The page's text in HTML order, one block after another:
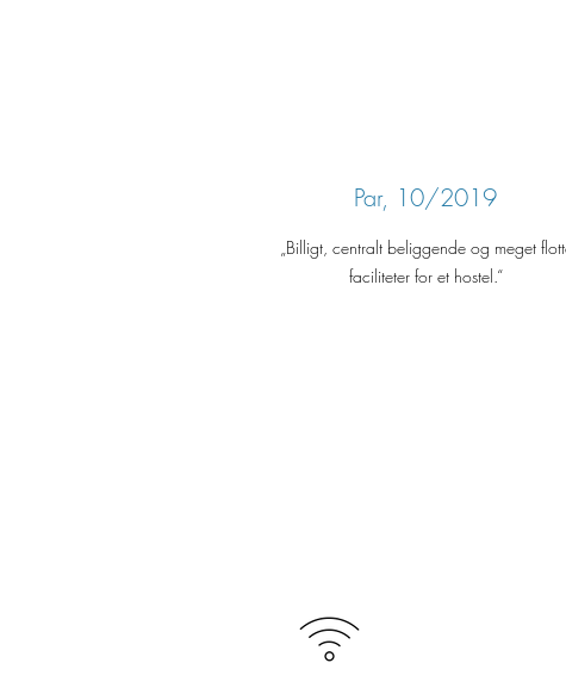
Par, 10/2019
„Billigt, centralt beliggende og meget
faciliteter for et hostel.“